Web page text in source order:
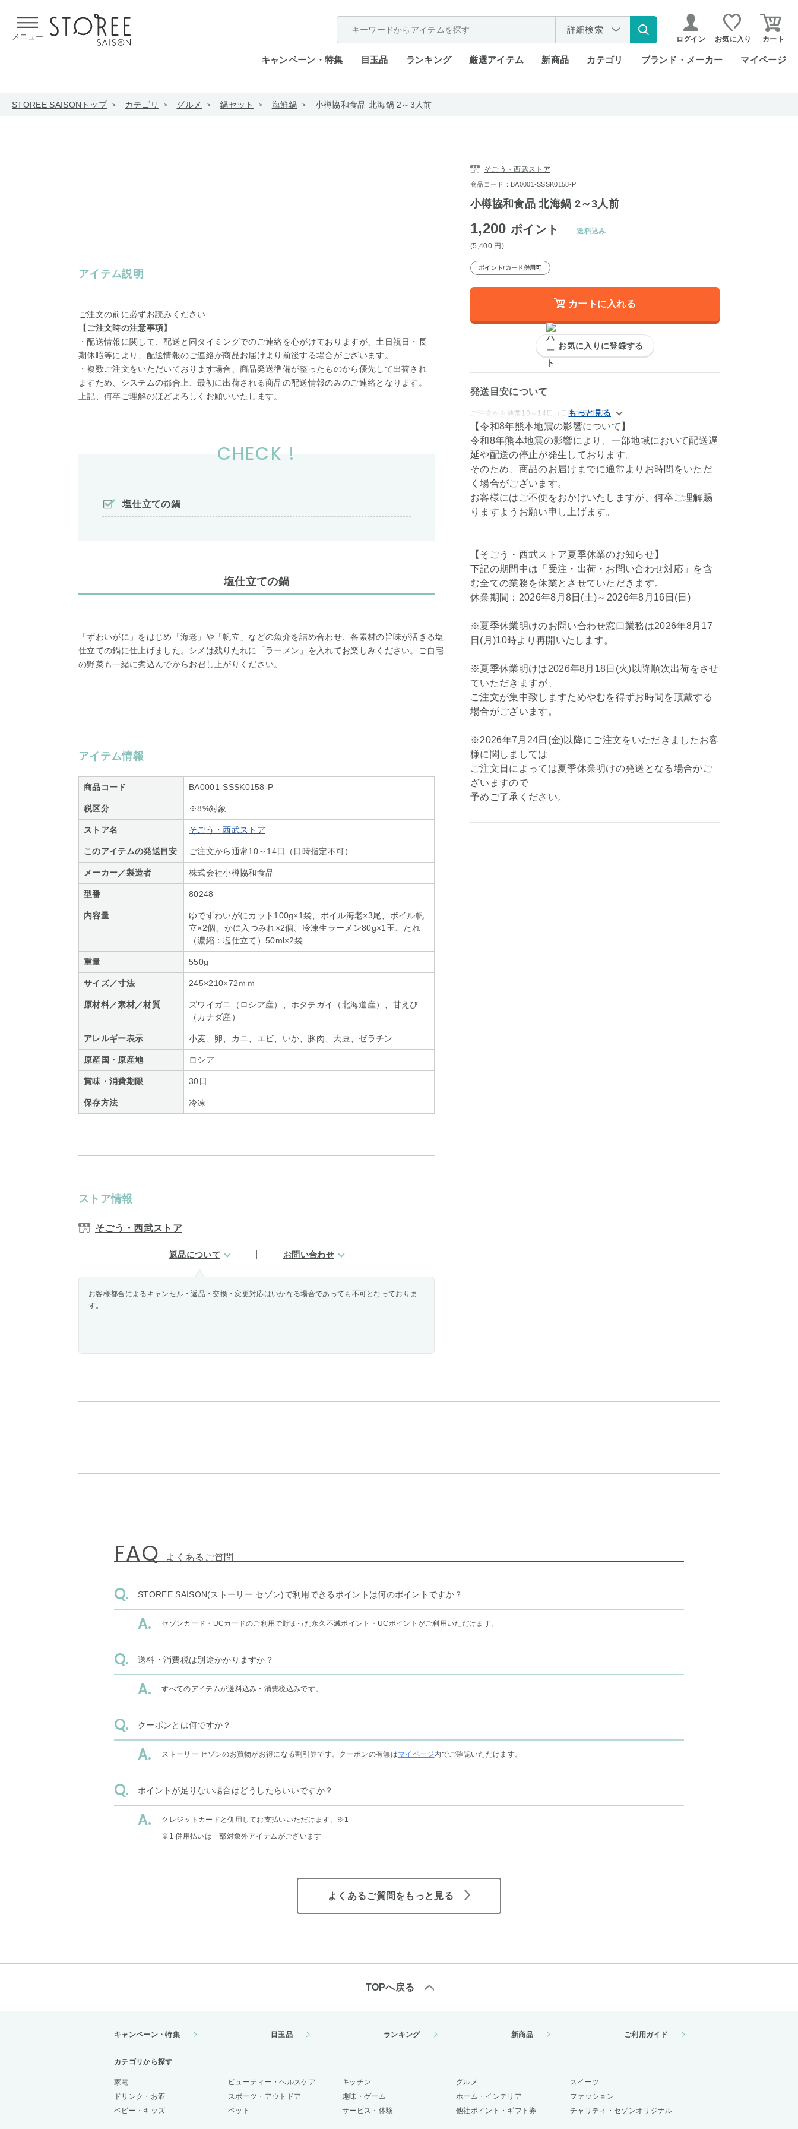
メニュー
詳細検索
ログイン お気に入り カート
キャンペーン・特集 目玉品 ランキング 厳選アイテム 新商品 カテゴリ ブランド・メーカー マイページ
STOREE SAISONトップ カテゴリ グルメ 鍋セット 海鮮鍋 小樽協和食品 北海鍋 2～3人前
アイテム説明
ご注文の前に必ずお読みください
【ご注文時の注意事項】
・配送情報に関して、配送と同タイミングでのご連絡を心がけておりますが、土日祝日・長
期休暇等により、配送情報のご連絡が商品お届けより前後する場合がございます。
・複数ご注文をいただいております場合、商品発送準備が整ったものから優先して出荷され
ますため、システムの都合上、最初に出荷される商品の配送情報のみのご連絡となります。
上記、何卒ご理解のほどよろしくお願いいたします。
CHECK !
塩仕立ての鍋
塩仕立ての鍋
「ずわいがに」をはじめ「海老」や「帆立」などの魚介を詰め合わせ、各素材の旨味が活きる塩
仕立ての鍋に仕上げました。シメは残りたれに「ラーメン」を入れてお楽しみください。ご自宅
の野菜も一緒に煮込んでからお召し上がりください。
アイテム情報
商品コード BA0001-SSSK0158-P
税区分 ※8%対象
ストア名 そごう・西武ストア
このアイテムの発送目安 ご注文から通常10～14日（日時指定不可）
メーカー／製造者 株式会社小樽協和食品
型番 80248
内容量
ゆでずわいがにカット100g×1袋、ボイル海老×3尾、ボイル帆
立×2個、かに入つみれ×2個、冷凍生ラーメン80g×1玉、たれ
（濃縮：塩仕立て）50ml×2袋
重量 550g
サイズ／寸法 245×210×72ｍｍ
原材料／素材／材質
ズワイガニ（ロシア産）、ホタテガイ（北海道産）、甘えび
（カナダ産）
アレルギー表示 小麦、卵、カニ、エビ、いか、豚肉、大豆、ゼラチン
原産国・原産地 ロシア
賞味・消費期限 30日
保存方法 冷凍
ストア情報
そごう・西武ストア
返品について お問い合わせ
お客様都合によるキャンセル・返品・交換・変更対応はいかなる場合であっても不可となっておりま
す。
そごう・西武ストア
商品コード：BA0001-SSSK0158-P
小樽協和食品 北海鍋 2～3人前
1,200 ポイント
(5,400 円 )
送料込み
ポイント/カード併用可
カートに入れる
お気に入りに登録する
発送目安について
ご注文から通常10～14日（日時指定不可）
【令和8年熊本地震の影響について】
令和8年熊本地震の影響により、一部地域において配送遅
延や配送の停止が発生しております。
そのため、商品のお届けまでに通常よりお時間をいただ
く場合がございます。
お客様にはご不便をおかけいたしますが、何卒ご理解賜
りますようお願い申し上げます。
【そごう・西武ストア夏季休業のお知らせ】
下記の期間中は「受注・出荷・お問い合わせ対応」を含
む全ての業務を休業とさせていただきます。
休業期間：2026年8月8日(土)～2026年8月16日(日)
※夏季休業明けのお問い合わせ窓口業務は2026年8月17
日(月)10時より再開いたします。
※夏季休業明けは2026年8月18日(火)以降順次出荷をさせ
ていただきますが、
ご注文が集中致しますためやむを得ずお時間を頂戴する
場合がございます。
※2026年7月24日(金)以降にご注文をいただきましたお客
様に関しましては
ご注文日によっては夏季休業明けの発送となる場合がご
ざいますので
予めご了承ください。
FAQ よくあるご質問
STOREE SAISON(ストーリー セゾン)で利用できるポイントは何のポイントですか？
セゾンカード・UCカードのご利用で貯まった永久不滅ポイント・UCポイントがご利用いただけます。
送料・消費税は別途かかりますか？
すべてのアイテムが送料込み・消費税込みです。
クーポンとは何ですか？
ストーリー セゾンのお買物がお得になる割引券です。クーポンの有無はマイページ内でご確認いただけます。
ポイントが足りない場合はどうしたらいいですか？
クレジットカードと併用してお支払いいただけます。 ※1
※1 併用払いは一部対象外アイテムがございます
よくあるご質問をもっと見る
TOPへ戻る
キャンペーン・特集 目玉品 ランキング 新商品 ご利用ガイド
カテゴリから探す
家電 ビューティー・ヘルスケア キッチン グルメ
スイーツ
ドリンク・お酒
スポーツ・アウトドア 趣味・ゲーム ホーム・インテリア
ファッション
ベビー・キッズ
ペット サービス・体験 他社ポイント・ギフト券 チャリティ・セゾンオリジナル